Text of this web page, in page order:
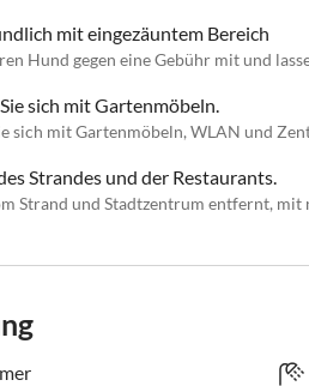
mit eingezäuntem Bereich
Hund gegen eine Gebühr mit und
sich mit Gartenmöbeln.
sich mit Gartenmöbeln, WLAN und
Strandes und der Restaurants.
Strand und Stadtzentrum entfernt, mit